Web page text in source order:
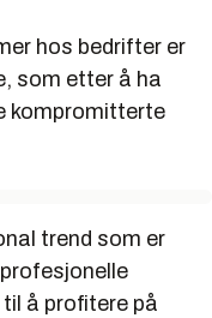
hos bedrifter er
som etter å ha
kompromitterte
trend som er
å profitere på